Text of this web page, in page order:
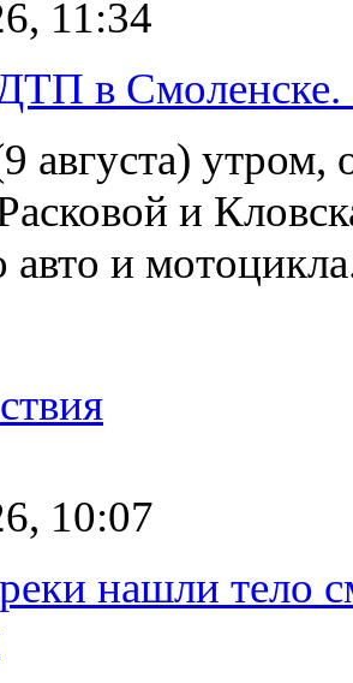
11:34
в Смоленске.
августа) утром,
и
авто и
10:07
нашли тело